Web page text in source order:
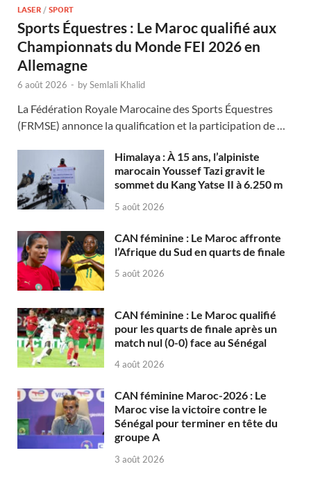
LASER / SPORT
Sports Équestres : Le Maroc qualifié aux
Championnats du Monde FEI 2026 en
Allemagne
6 août 2026 - bySemlali Khalid
La Fédération Royale Marocaine des Sports Équestres
(FRMSE) annonce la qualification et la participation de …
Himalaya : À 15 ans, l’alpiniste
marocain Youssef Tazi gravit le
sommet du Kang Yatse II à 6.250 m
5 août 2026
CAN féminine : Le Maroc affronte
l’Afrique du Sud en quarts de finale
5 août 2026
CAN féminine : Le Maroc qualifié
pour les quarts de finale après un
match nul (0-0) face au Sénégal
4 août 2026
CAN féminine Maroc-2026 : Le
Maroc vise la victoire contre le
Sénégal pour terminer en tête du
groupe A
3 août 2026